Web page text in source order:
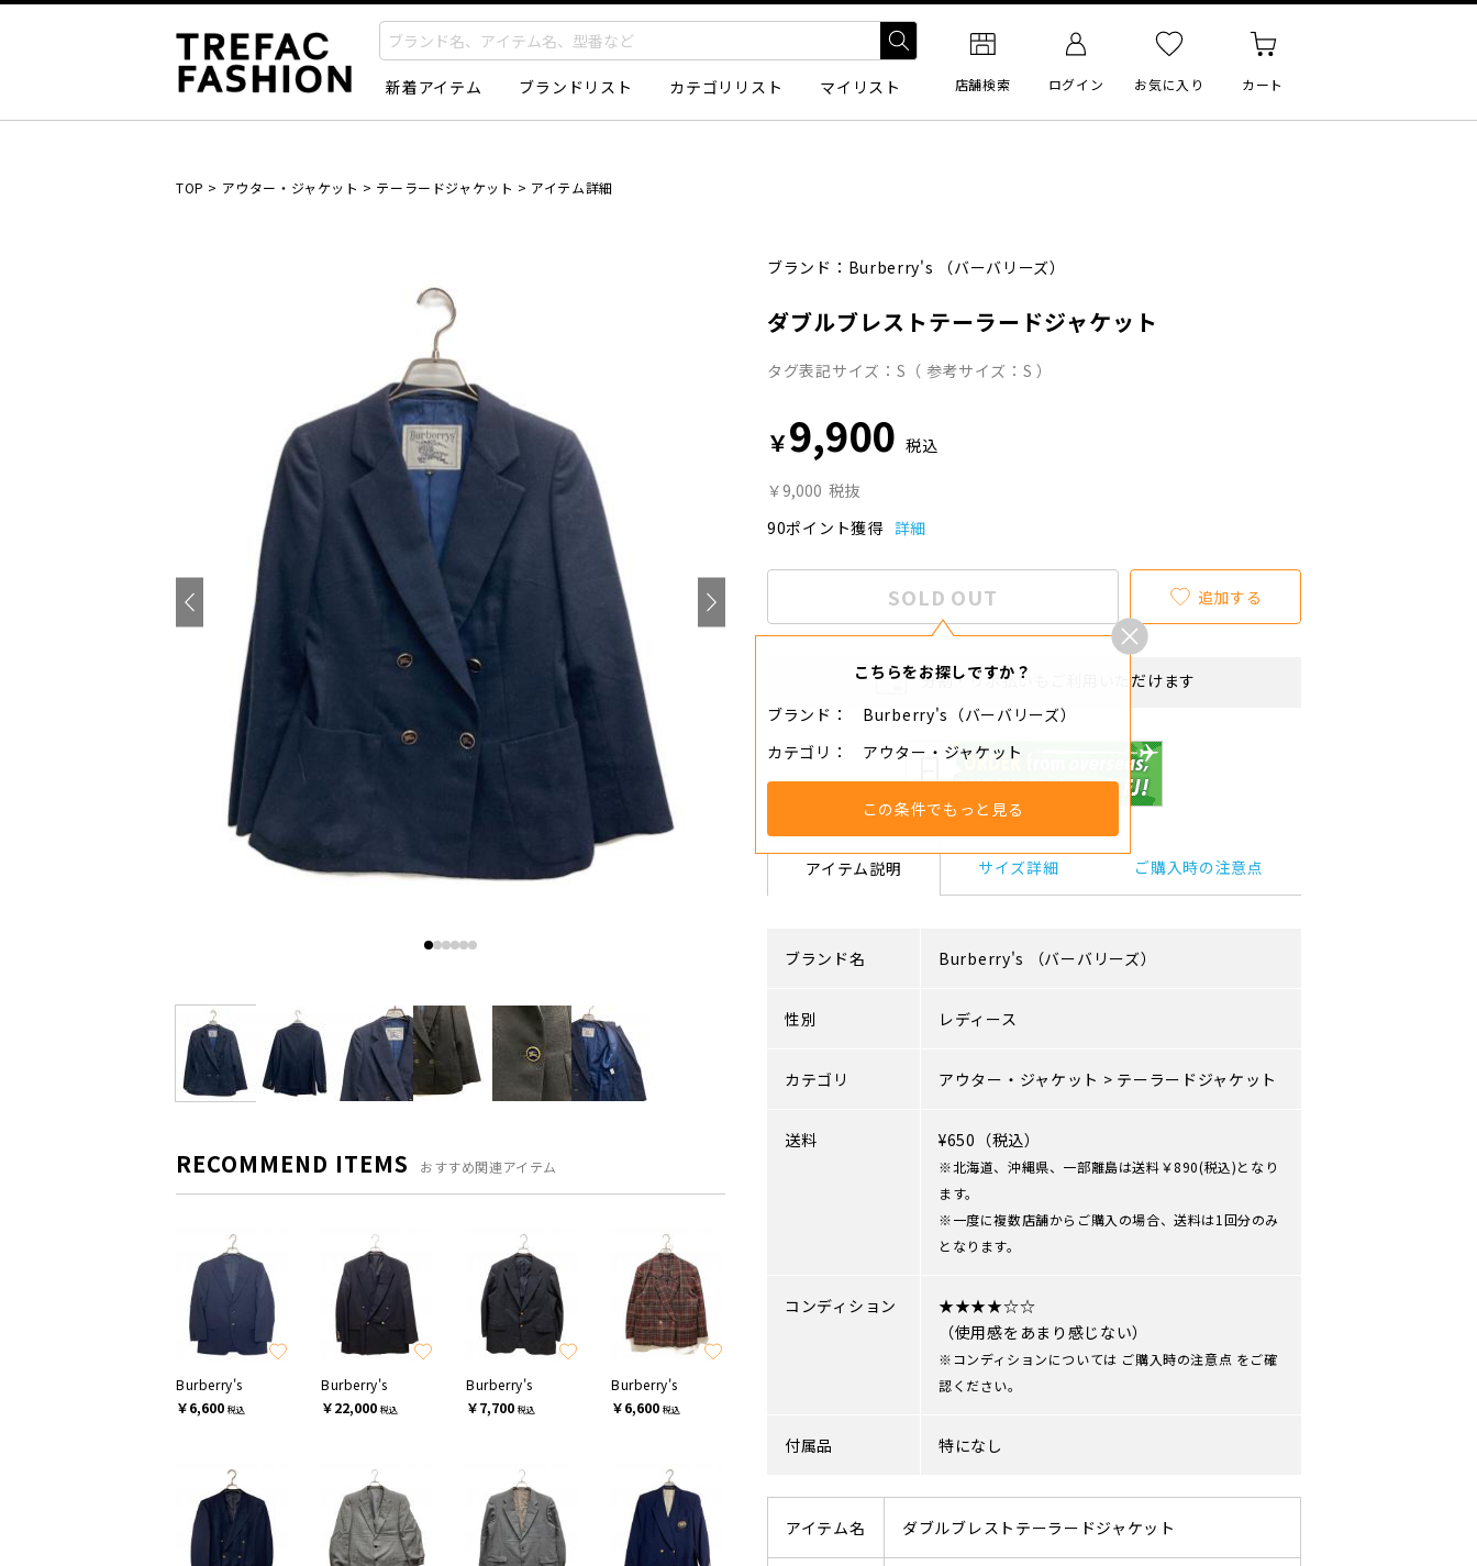
新着アイテム ブランドリスト カテゴリリスト マイリスト 店舗検索 ログイン お気に入り カート
TOP > アウター・ジャケット > テーラードジャケット > アイテム詳細
RECOMMEND ITEMS おすすめ関連アイテム
Burberry's
￥6,600 税込
Burberry's
￥22,000 税込
Burberry's
￥7,700 税込
Burberry's
￥6,600 税込
ブランド： Burberry's （バーバリーズ）
ダブルブレストテーラードジャケット
タグ表記サイズ：S（ 参考サイズ：S ）
￥9,900 税込
￥9,000 税抜
90ポイント獲得 詳細
SOLD OUT
こちらをお探しですか？
ブランド
Burberry's（バーバリーズ）
カテゴリ
アウター・ジャケット
この条件でもっと見る
追加する
分割・リボ払いもご利用いただけます
アイテム説明 サイズ詳細 ご購入時の注意点
ブランド名 Burberry's （バーバリーズ）
性別 レディース
カテゴリ アウター・ジャケット > テーラードジャケット
送料 ¥650（税込）
※北海道、沖縄県、一部離島は送料￥890(税込)となり
ます。
※一度に複数店舗からご購入の場合、送料は1回分のみ
となります。
コンディション
★★★★☆☆
（使用感をあまり感じない）
※コンディションについては ご購入時の注意点 をご確
認ください。
付属品 特になし
アイテム名 ダブルブレストテーラードジャケット